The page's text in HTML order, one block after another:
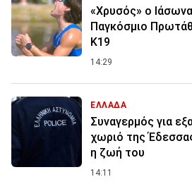
«Χρυσός» ο
Παγκόσμιο
Κ19
14:29
ΕΛΛΑΔΑ
Συναγερμός για
χωριό της
η ζωή του
14:11